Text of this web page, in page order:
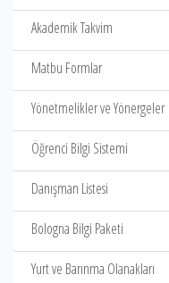
Akademik Takvim
Matbu Formlar
Yönetmelikler ve Yönergeler
Öğrenci Bilgi Sistemi
Danışman Listesi
Bologna Bilgi Paketi
Yurt ve Barınma Olanakları